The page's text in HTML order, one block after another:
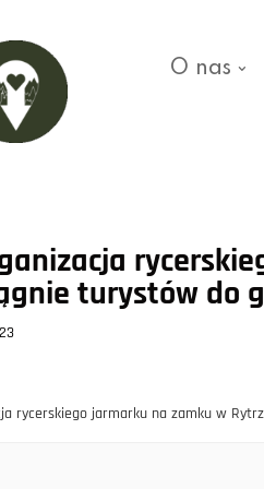
O nas
turystów do
rycerskiego jarmarku na zamku w